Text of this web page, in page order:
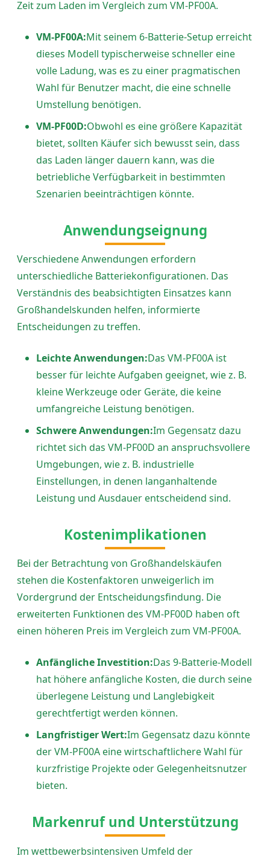
Zeit zum Laden im Vergleich zum VM-PF00A.
VM-PF00A:Mit seinem 6-Batterie-Setup erreicht
dieses Modell typischerweise schneller eine
volle Ladung, was es zu einer pragmatischen
Wahl für Benutzer macht, die eine schnelle
Umstellung benötigen.
VM-PF00D:Obwohl es eine größere Kapazität
bietet, sollten Käufer sich bewusst sein, dass
das Laden länger dauern kann, was die
betriebliche Verfügbarkeit in bestimmten
Szenarien beeinträchtigen könnte.
Anwendungseignung
Verschiedene Anwendungen erfordern
unterschiedliche Batteriekonfigurationen. Das
Verständnis des beabsichtigten Einsatzes kann
Großhandelskunden helfen, informierte
Entscheidungen zu treffen.
Leichte Anwendungen:Das VM-PF00A ist
besser für leichte Aufgaben geeignet, wie z. B.
kleine Werkzeuge oder Geräte, die keine
umfangreiche Leistung benötigen.
Schwere Anwendungen:Im Gegensatz dazu
richtet sich das VM-PF00D an anspruchsvollere
Umgebungen, wie z. B. industrielle
Einstellungen, in denen langanhaltende
Leistung und Ausdauer entscheidend sind.
Kostenimplikationen
Bei der Betrachtung von Großhandelskäufen
stehen die Kostenfaktoren unweigerlich im
Vordergrund der Entscheidungsfindung. Die
erweiterten Funktionen des VM-PF00D haben oft
einen höheren Preis im Vergleich zum VM-PF00A.
Anfängliche Investition:Das 9-Batterie-Modell
hat höhere anfängliche Kosten, die durch seine
überlegene Leistung und Langlebigkeit
gerechtfertigt werden können.
Langfristiger Wert:Im Gegensatz dazu könnte
der VM-PF00A eine wirtschaftlichere Wahl für
kurzfristige Projekte oder Gelegenheitsnutzer
bieten.
Markenruf und Unterstützung
Im wettbewerbsintensiven Umfeld der